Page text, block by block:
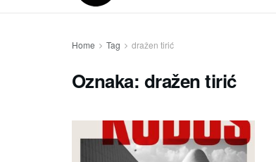
Home Tag dražen tirić
Oznaka: dražen tirić